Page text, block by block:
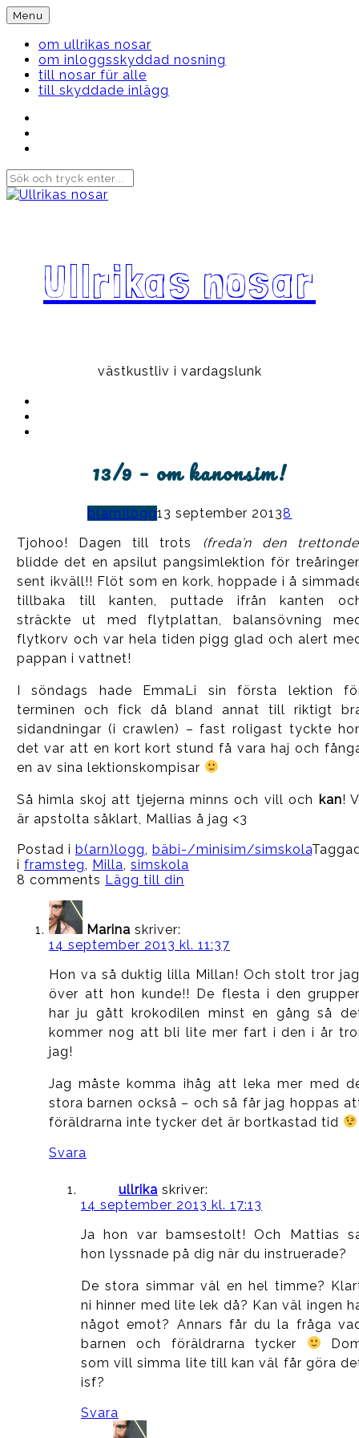
Skip
to
content
Menu
om ullrikas nosar
om inloggsskyddad nosning
till nosar für alle
till skyddade inlägg
Ullrikas nosar
västkustliv i vardagslunk
13/9 – om kanonsim!
b(arn)logg13 september 20138
Tjohoo! Dagen till trots (freda’n den
blidde det en apsilut pangsimlektion för
sent ikväll!! Flöt som en kork, hoppade i å
tillbaka till kanten, puttade ifrån kanten
sträckte ut med flytplattan, balansövning
flytkorv och var hela tiden pigg glad och alert
pappan i vattnet!
I söndags hade EmmaLi sin första lektion
terminen och fick då bland annat till riktigt
sidandningar (i crawlen) – fast roligast tyckte
det var att en kort kort stund få vara haj och
en av sina lektionskompisar
Så himla skoj att tjejerna minns och vill och kan!
är apstolta såklart, Mallias å jag <3
Postad i b(arn)logg, bäbi-/minisim/simskola
i framsteg, Milla, simskola
8 comments Lägg till din
Marina skriver:
14 september 2013 kl. 11:37
Hon va så duktig lilla Millan! Och stolt tror
över att hon kunde!! De flesta i den
har ju gått krokodilen minst en gång så
kommer nog att bli lite mer fart i den i år
jag!
Jag måste komma ihåg att leka mer med
stora barnen också – och så får jag hoppas
föräldrarna inte tycker det är bortkastad tid
Svara
ullrika skriver:
14 september 2013 kl. 17:13
Ja hon var bamsestolt! Och Mattias
hon lyssnade på dig när du instruerade?
De stora simmar väl en hel timme?
ni hinner med lite lek då? Kan väl ingen
något emot? Annars får du la fråga
barnen och föräldrarna tycker
som vill simma lite till kan väl får göra
isf?
Svara